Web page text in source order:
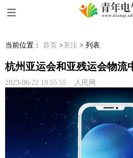
当前位置： 首页 >关注 > 列表
杭州亚运会和亚残运会物流
2023-06-22 19:55:55 人民网